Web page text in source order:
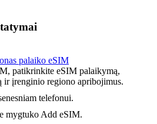
palaiko eSIM
patikrinkite eSIM palaikymą,
ir įrenginio regiono apribojimus.
telefonui.
mygtuko Add eSIM.